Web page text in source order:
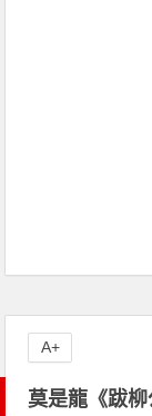
莫是龍《跋
A+